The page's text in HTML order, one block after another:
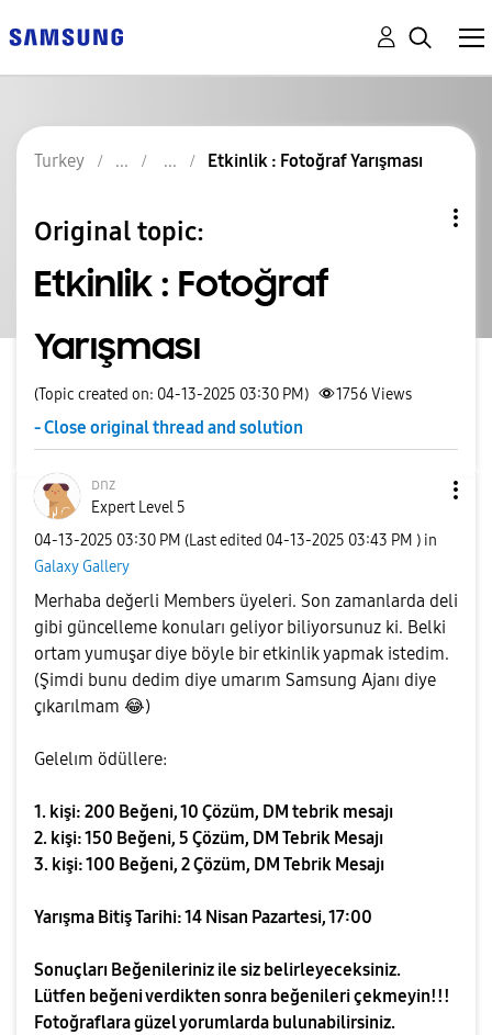
Turkey Etkinlik : Fotoğraf Yarışması
Original topic:
Etkinlik : Fotoğraf
Yarışması
(Topic created on: 04-13-2025 03:30 PM) 1756 Views
- Close original thread and solution
ᴅnz
Expert Level 5
‎04-13-2025 03:30 PM (Last edited ‎04-13-2025 03:43 PM ) in
Galaxy Gallery
Merhaba değerli Members üyeleri. Son zamanlarda deli
gibi güncelleme konuları geliyor biliyorsunuz ki. Belki
ortam yumuşar diye böyle bir etkinlik yapmak istedim.
(Şimdi bunu dedim diye umarım Samsung Ajanı diye
çıkarılmam 😂)
Gelelım ödüllere:
1. kişi: 200 Beğeni, 10 Çözüm, DM tebrik mesajı
2. kişi: 150 Beğeni, 5 Çözüm, DM Tebrik Mesajı
3. kişi: 100 Beğeni, 2 Çözüm, DM Tebrik Mesajı
Yarışma Bitiş Tarihi: 14 Nisan Pazartesi, 17:00
Sonuçları Beğenileriniz ile siz belirleyeceksiniz.
Lütfen beğeni verdikten sonra beğenileri çekmeyin!!!
Fotoğraflara güzel yorumlarda bulunabilirsiniz.